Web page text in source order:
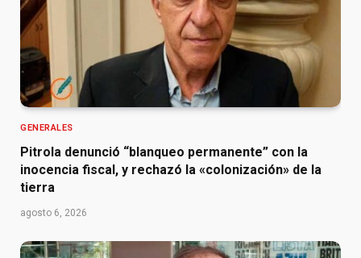
GENERALES
Pitrola denunció “blanqueo permanente” con la
inocencia fiscal, y rechazó la «colonización» de la
tierra
agosto 6, 2026